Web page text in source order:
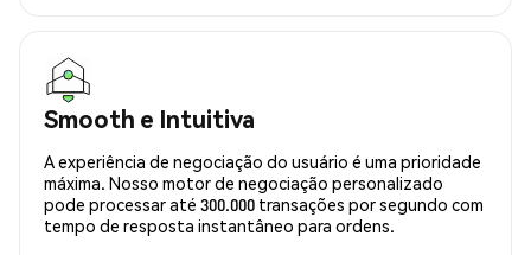
Smooth e Intuitiva
A experiência de negociação do usuário é uma prioridade
máxima. Nosso motor de negociação personalizado
pode processar até 300.000 transações por segundo com
tempo de resposta instantâneo para ordens.